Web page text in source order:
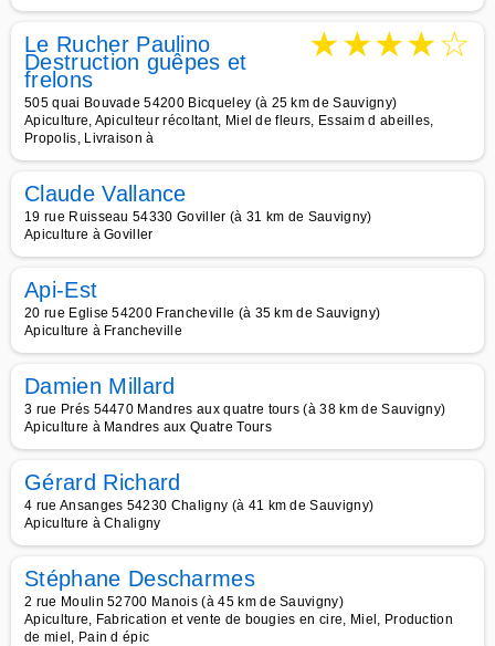
Le Rucher Paulino
Destruction guêpes et
frelons
★★★★☆
505 quai Bouvade 54200 Bicqueley (à 25 km de Sauvigny)
Apiculture, Apiculteur récoltant, Miel de fleurs, Essaim d abeilles,
Propolis, Livraison à
Claude Vallance
19 rue Ruisseau 54330 Goviller (à 31 km de Sauvigny)
Apiculture à Goviller
Api-Est
20 rue Eglise 54200 Francheville (à 35 km de Sauvigny)
Apiculture à Francheville
Damien Millard
3 rue Prés 54470 Mandres aux quatre tours (à 38 km de Sauvigny)
Apiculture à Mandres aux Quatre Tours
Gérard Richard
4 rue Ansanges 54230 Chaligny (à 41 km de Sauvigny)
Apiculture à Chaligny
Stéphane Descharmes
2 rue Moulin 52700 Manois (à 45 km de Sauvigny)
Apiculture, Fabrication et vente de bougies en cire, Miel, Production
de miel, Pain d épic